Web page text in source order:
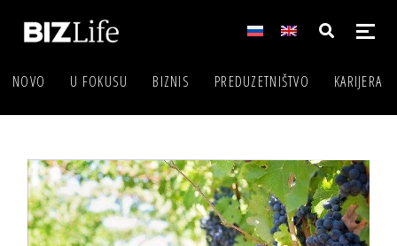
NOVO U FOKUSU BIZNIS PREDUZETNIŠTVO KARIJERA